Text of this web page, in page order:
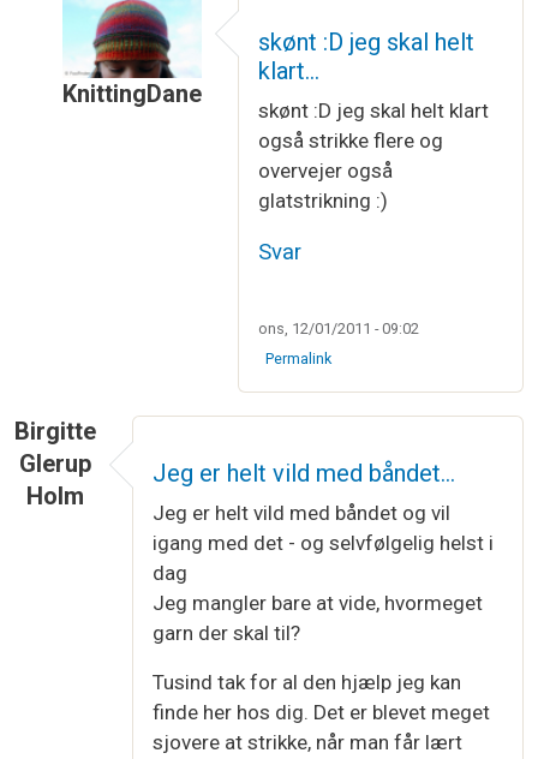
KnittingDane
SÅDAN - et stk möbiusbånd færdig.
skønt :D jeg skal helt
klart…
skønt :D jeg skal helt klart
også strikke flere og
overvejer også
glatstrikning :)
Svar
ons, 12/01/2011 - 09:02
Permalink
Birgitte
Glerup
Holm
Jeg er helt vild med båndet…
Jeg er helt vild med båndet og vil
igang med det - og selvfølgelig helst i
dag
Jeg mangler bare at vide, hvormeget
garn der skal til?
Tusind tak for al den hjælp jeg kan
finde her hos dig. Det er blevet meget
sjovere at strikke, når man får lært